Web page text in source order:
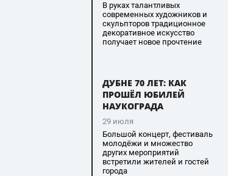
В руках талантливых
современных художников и
скульпторов традиционное
декоративное искусство
получает новое прочтение
ДУБНЕ 70 ЛЕТ: КАК
ПРОШЁЛ ЮБИЛЕЙ
НАУКОГРАДА
29 июля
Большой концерт, фестиваль
молодёжи и множество
других мероприятий
встретили жителей и гостей
города